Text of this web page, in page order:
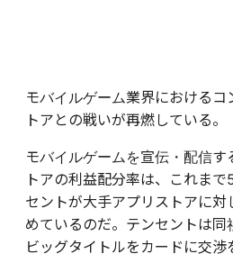
モバイルゲーム業界における
トアとの戦いが再燃している。
モバイルゲームを宣伝・配信
トアの利益配分率は、これま
セントが大手アプリストアに
めているのだ。テンセントは
ビッグタイトルをカードに交渉